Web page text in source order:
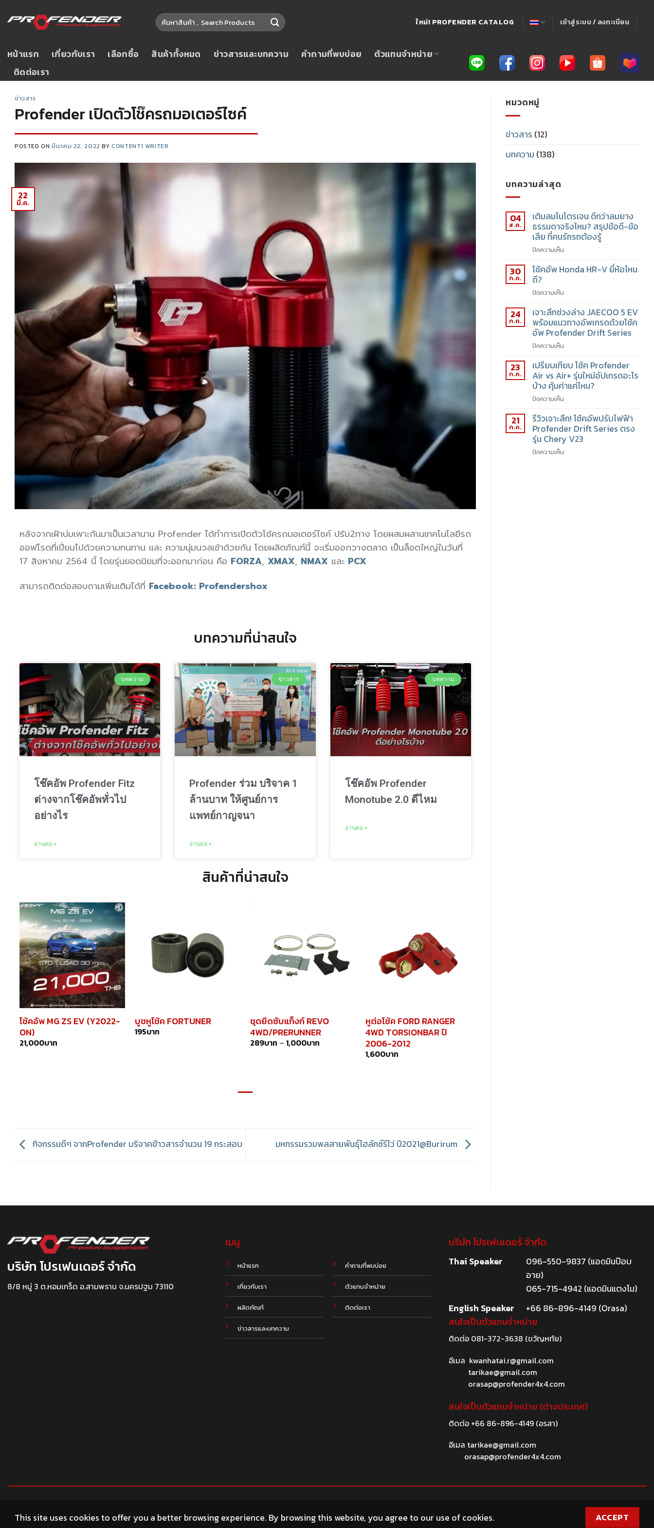
ใหม่! PROFENDER CATALOG เข้าสู่ระบบ / ลงทะเบียน
หน้าแรก เกี่ยวกับเรา เลือกซื้อ สินค้าทั้งหมด ข่าวสารและบทความ คำถามที่พบบ่อย
ตัวแทนจำหน่าย
ติดต่อเรา
ข่าวสาร
Profender เปิดตัวโช๊ครถมอเตอร์ไซค์
POSTED ONมีนาคม 22, 2022 BYCONTENT1 WRITER
22
มี.ค.
หลังจากเฝ้าบ่มเพาะกันมาเป็นเวลานาน Profender ได้ทำการเปิดตัวโช้ครถมอเตอร์ไซค์ ปรับ2ทาง โดยผสมผสานเทคโนโลยีรถ
ออฟโรดที่เปี่ยมไปด้วยความทนทาน และ ความนุ่มนวลเข้าด้วยกัน โดยผลิตภัณฑ์นี้ จะเริ่มออกวางตลาด เป็นล็อตใหญ่ในวันที่
17 สิงหาคม 2564 นี้ โดยรุ่นยอดนิยมที่จะออกมาก่อน คือ FORZA, XMAX, NMAX และ PCX
สามารถติดต่อสอบถามเพิ่มเติมได้ที่ Facebook: Profendershox
บทความที่น่าสนใจ
บทความ
โช๊คอัพ Profender Fitz
ต่างจากโช๊คอัพทั่วไป
อย่างไร
อ่านต่อ »
ข่าวสาร
Profender ร่วม บริจาค 1
ล้านบาท ให้ศูนย์การ
แพทย์กาญจนา
อ่านต่อ »
บทความ
โช๊คอัพ Profender
Monotube 2.0 ดีไหม
อ่านต่อ »
สินค้าที่น่าสนใจ
โช้คอัพ MG ZS EV (Y2022-
ON)
21,000บาท
บูชหูโช้ค FORTUNER
195บาท
ชุดยึดซับแท็งก์ REVO
4WD/PRERUNNER
289บาท – 1,000บาท
หูต่อโช้ค FORD RANGER
4WD TORSIONBAR ปี
2006-2012
1,600บาท
กิจกรรมดีๆ จากProfender บริจาคข้าวสารจำนวน 19 กระสอบ มหกรรมรวมพลสายพันธุ์ไฮลักซ์รีโว่ ปี2021@Burirum
หมวดหมู่
ข่าวสาร (12)
บทความ (138)
บทความล่าสุด
04
ส.ค.
เติมลมไนโตรเจน ดีกว่าลมยาง
ธรรมดาจริงไหม? สรุปข้อดี-ข้อ
เสีย ที่คนรักรถต้องรู้
ปิดความเห็น
30
ก.ค.
โช้คอัพ Honda HR-V ยี่ห้อไหน
ดี?
ปิดความเห็น
24
ก.ค.
เจาะลึกช่วงล่าง JAECOO 5 EV
พร้อมแนวทางอัพเกรดด้วยโช้ค
อัพ Profender Drift Series
ปิดความเห็น
23
ก.ค.
เปรียบเทียบ โช้ค Profender
Air vs Air+ รุ่นใหม่อัปเกรดอะไร
บ้าง คุ้มค่าแค่ไหน?
ปิดความเห็น
21
ก.ค.
รีวิวเจาะลึก! โช้คอัพปรับไฟฟ้า
Profender Drift Series ตรง
รุ่น Chery V23
ปิดความเห็น
บริษัท โปรเฟนเดอร์ จำกัด
8/8 หมู่ 3 ต.หอมเกร็ด อ.สามพราน จ.นครปฐม 73110
เมนู
หน้าแรก
เกี่ยวกับเรา
ผลิตภัณฑ์
ข่าวสารและบทความ
คำถามที่พบบ่อย
ตัวแทนจำหน่าย
ติดต่อเรา
บริษัท โปรเฟนเดอร์ จำกัด
Thai Speaker
096-550-9837 (แอดมินป๊อบ
อาย)
065-715-4942 (แอดมินแตงโม)
English Speaker
+66 86-896-4149 (Orasa)
สนใจเป็นตัวแทนจำหน่าย
ติดต่อ 081-372-3638 (ขวัญหทัย)
อีเมล kwanhatai.r@gmail.com
tarikae@gmail.com
orasap@profender4x4.com
สนใจเป็นตัวแทนจำหน่าย (ต่างประเทศ)
ติดต่อ +66 86-896-4149(อรสา)
อีเมล tarikae@gmail.com
orasap@profender4x4.com
© 2026 profender4X4.com
This site uses cookies to offer you a better browsing experience. By browsing this website, you agree to our use of cookies. ACCEPT